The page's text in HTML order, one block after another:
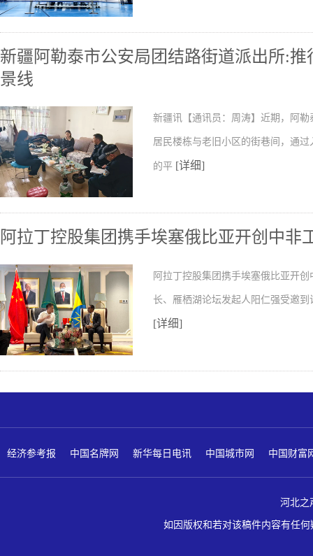
新疆阿勒泰市公安局团结路街道派出所:推
景线
新疆讯【通讯员：周涛】近期，阿
居民楼栋与老旧小区的街巷间，通
的平 [详细]
阿拉丁控股集团携手埃塞俄比亚开创中非
阿拉丁控股集团携手埃塞俄比亚开
长、雁栖湖论坛发起人阳仁强受邀
[详细]
经济参考报 中国名牌网 新华每日电讯 中国城市网 中国财富
河北之
如因版权和若对该稿件内容有任